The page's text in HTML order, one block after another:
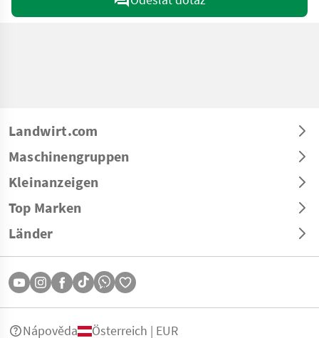
Landwirt.com
Maschinengruppen
Kleinanzeigen
Top Marken
Länder
Nápověda Österreich | EUR